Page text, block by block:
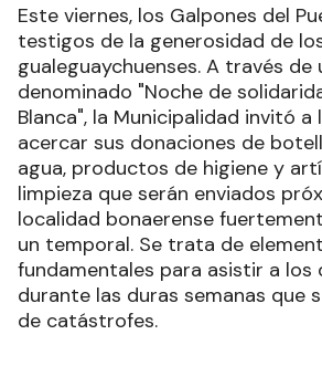
Este viernes, los Galpones del
testigos de la generosidad de
gualeguaychuenses. A través de
denominado "Noche de
Blanca", la Municipalidad invitó a
acercar sus donaciones de
agua, productos de higiene y
limpieza que serán enviados
localidad bonaerense
un temporal. Se trata de
fundamentales para asistir a los
durante las duras semanas que
de catástrofes.